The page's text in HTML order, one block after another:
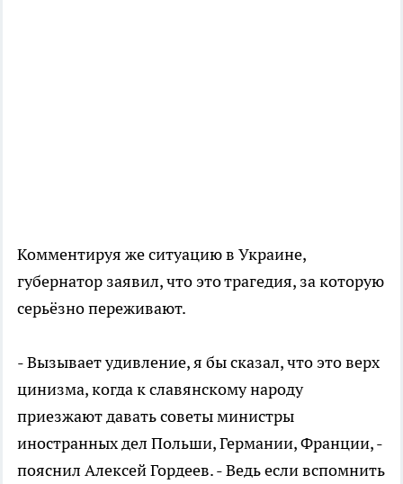
Комментируя же ситуацию в Украине,
губернатор заявил, что это трагедия, за которую
серьёзно переживают.
- Вызывает удивление, я бы сказал, что это верх
цинизма, когда к славянскому народу
приезжают давать советы министры
иностранных дел Польши, Германии, Франции, -
пояснил Алексей Гордеев. - Ведь если вспомнить